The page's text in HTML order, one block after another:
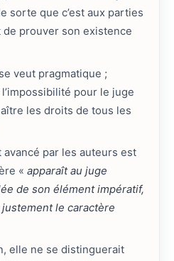
sorte que c’est aux parties
de prouver son existence
veut pragmatique ;
pour le juge
les droits de tous les
avancé par les auteurs est
«apparaît au juge
de son élément impératif,
le caractère
elle ne se distinguerait